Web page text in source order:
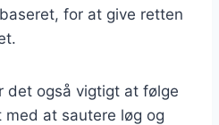
for at give retten
det også vigtigt at følge
at sautere løg og